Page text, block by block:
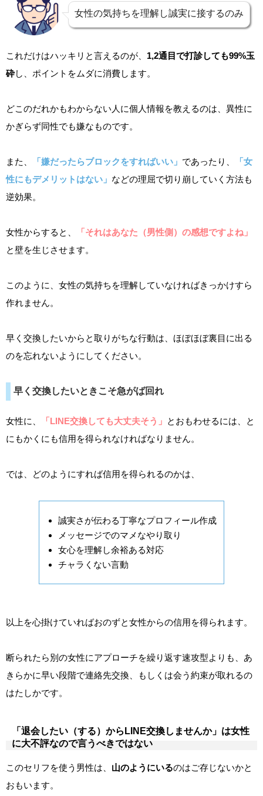
女性の気持ちを理解し誠実に接するのみ
これだけはハッキリと言えるのが、 1,2通目で打診しても99%玉
砕し、ポイントをムダに消費します。
どこのだれかもわからない人に個人情報を教えるのは、異性に
かぎらず同性でも嫌なものです。
また、 「嫌だったらブロックをすればいい」 であったり、
「女
性にもデメリットはない」 などの理屈で切り崩していく方法も
逆効果。
女性からすると、
「それはあなた（男性側）の感想ですよね」
と壁を生じさせます。
このように、女性の気持ちを理解していなければきっかけすら
作れません。
早く交換したいからと取りがちな行動は、ほぼほぼ裏目に出る
のを忘れないようにしてください。
早く交換したいときこそ急がば回れ
女性に、 「LINE交換しても大丈夫そう」 とおもわせるには、と
にもかくにも信用を得られなければなりません。
では、どのようにすれば信用を得られるのかは、
誠実さが伝わる丁寧なプロフィール作成
メッセージでのマメなやり取り
女心を理解し余裕ある対応
チャラくない言動
以上を心掛けていればおのずと女性からの信用を得られます。
断られたら別の女性にアプローチを繰り返す速攻型よりも、あ
きらかに早い段階で連絡先交換、もしくは会う約束が取れるの
はたしかです。
「退会したい（する）からLINE交換しませんか」は女性
に大不評なので言うべきではない
このセリフを使う男性は、 山のようにいるのはご存じないかと
おもいます。